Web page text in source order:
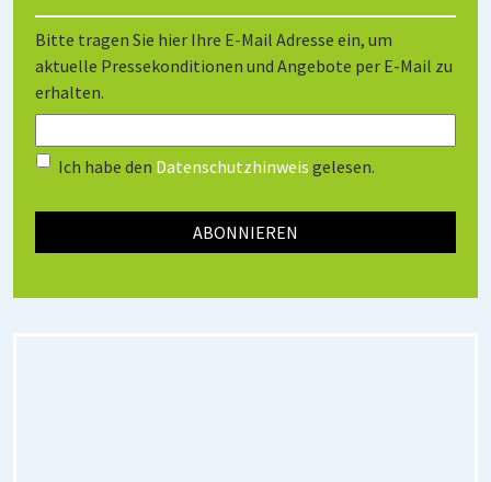
Bitte tragen Sie hier Ihre E-Mail Adresse ein, um
aktuelle Pressekonditionen und Angebote per E-Mail zu
erhalten.
Ich habe den Datenschutzhinweis gelesen.